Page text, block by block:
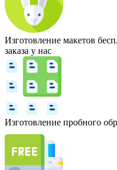
Изготовление макетов
заказа у нас
Изготовление пробного